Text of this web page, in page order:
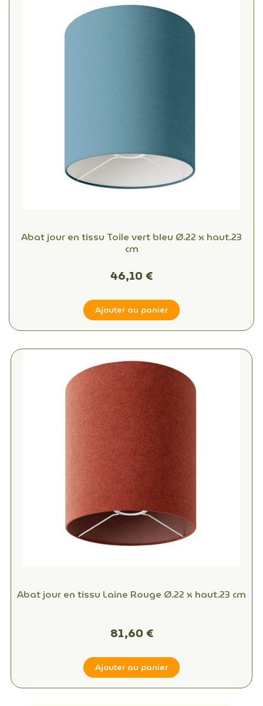
Abat jour en tissu Toile vert bleu Ø.22 x haut.23
cm
46,10 €
Ajouter au panier
Abat jour en tissu Laine Rouge Ø.22 x haut.23 cm
81,60 €
Ajouter au panier